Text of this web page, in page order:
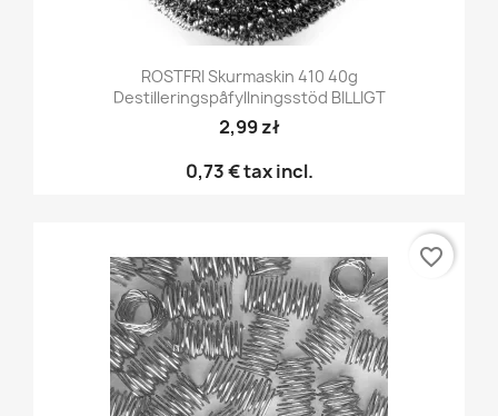
ROSTFRI Skurmaskin 410 40g
Destilleringspåfyllningsstöd BILLIGT
2,99 zł
0,73 €tax incl.
favorite_border